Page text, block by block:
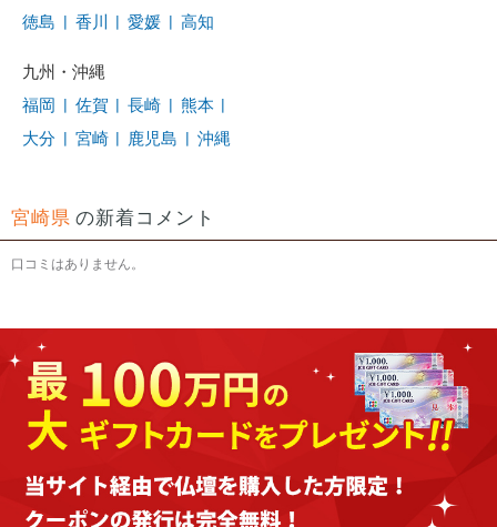
徳島 | 香川 | 愛媛 | 高知
九州・沖縄
福岡 | 佐賀 | 長崎 | 熊本 |
大分 | 宮崎 | 鹿児島 | 沖縄
宮崎県 の新着コメント
口コミはありません。